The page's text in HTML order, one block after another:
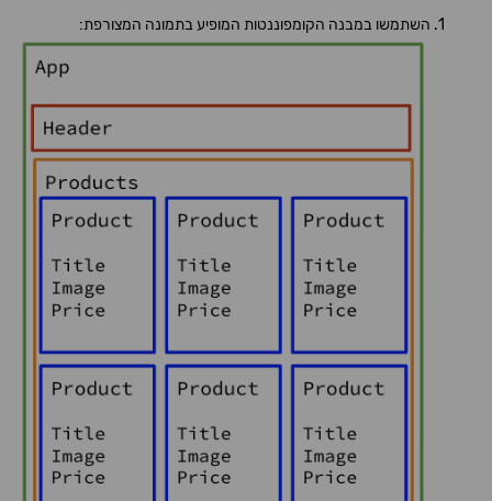
השתמשו במבנה הקומפוננטות המופיע בתמונה המצורפת: